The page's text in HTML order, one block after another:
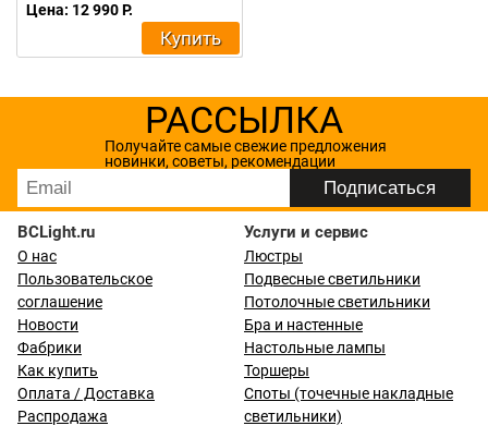
Цена: 12 990 Р.
Купить
РАССЫЛКА
Получайте самые свежие предложения
новинки, советы, рекомендации
BCLight.ru
О нас
Пользовательское
соглашение
Новости
Фабрики
Как купить
Оплата / Доставка
Распродажа
Услуги и сервис
Люстры
Подвесные светильники
Потолочные светильники
Бра и настенные
Настольные лампы
Торшеры
Споты (точечные накладные
светильники)